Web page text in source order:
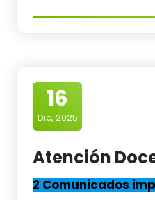
16
Dic, 2025
Atención
2 Comunicados